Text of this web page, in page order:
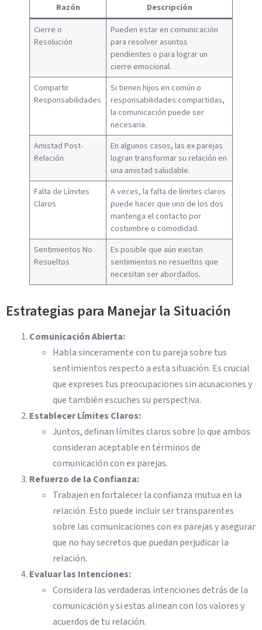
Razón
Descripción
Cierre o
Resolución
Pueden estar en comunicación
para resolver asuntos
pendientes o para lograr un
cierre emocional.
Compartir
Responsabilidades
Si tienen hijos en común o
responsabilidades compartidas,
la comunicación puede ser
necesaria.
Amistad Post-
Relación
En algunos casos, las ex parejas
logran transformar su relación en
una amistad saludable.
Falta de Límites
Claros
A veces, la falta de límites claros
puede hacer que uno de los dos
mantenga el contacto por
costumbre o comodidad.
Sentimientos No
Resueltos
Es posible que aún existan
sentimientos no resueltos que
necesitan ser abordados.
Estrategias para Manejar la Situación
Comunicación Abierta:
Habla sinceramente con tu pareja sobre tus
sentimientos respecto a esta situación. Es crucial
que expreses tus preocupaciones sin acusaciones y
que también escuches su perspectiva.
Establecer Límites Claros:
Juntos, definan límites claros sobre lo que ambos
consideran aceptable en términos de
comunicación con ex parejas.
Refuerzo de la Confianza:
Trabajen en fortalecer la confianza mutua en la
relación. Esto puede incluir ser transparentes
sobre las comunicaciones con ex parejas y asegurar
que no hay secretos que puedan perjudicar la
relación.
Evaluar las Intenciones:
Considera las verdaderas intenciones detrás de la
comunicación y si estas alinean con los valores y
acuerdos de tu relación.